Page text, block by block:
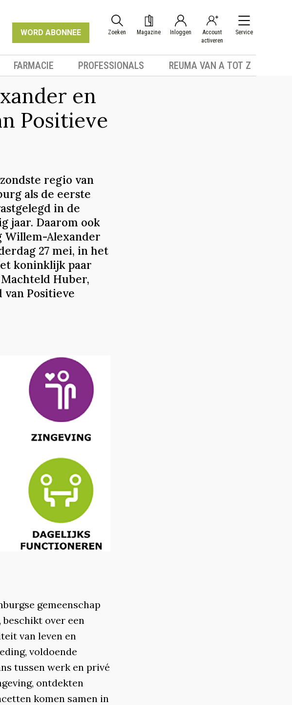
WORD ABONNEE Zoeken Magazine Inloggen
Account
activeren
Service
FARMACIE PROFESSIONALS REUMA VAN A TOT Z
en
Positieve
regio van
als de eerste
in de
jaar. Daarom ook
Willem-Alexander
27 mei, in het
koninklijk paar
Huber,
Positieve
gemeenschap
over een
van leven en
voldoende
tussen werk en privé
ontdekten
komen samen in